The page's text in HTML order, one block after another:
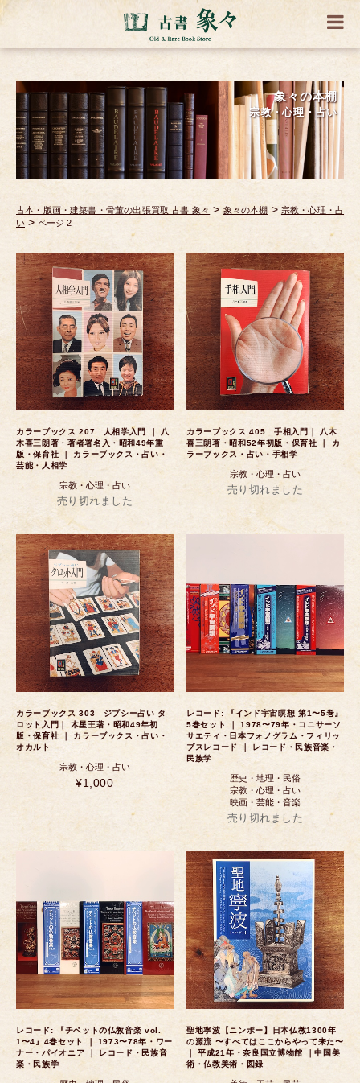
象々の本棚
宗教・心理・占い
古本・版画・建築書・骨董の出張買取 古書 象々 > 象々の本棚 > 宗教・心理・占
い > ページ 2
カラーブックス 207 人相学入門 ｜ 八
木喜三朗著・著者署名入・昭和49年重
版・保育社 ｜ カラーブックス・占い・
芸能・人相学
宗教・心理・占い
売り切れました
カラーブックス 405 手相入門｜ 八木
喜三朗著・昭和52年初版・保育社 ｜ カ
ラーブックス・占い・手相学
宗教・心理・占い
売り切れました
カラーブックス 303 ジプシー占い タ
ロット入門｜ 木星王著・昭和49年初
版・保育社 ｜ カラーブックス・占い・
オカルト
宗教・心理・占い
¥1,000
レコード: 『インド宇宙瞑想 第1〜5巻』
5巻セット ｜ 1978〜79年・コニサーソ
サエティ・日本フォノグラム・フィリッ
プスレコード ｜ レコード・民族音楽・
民族学
歴史・地理・民俗
宗教・心理・占い
映画・芸能・音楽
売り切れました
レコード: 『チベットの仏教音楽 vol.
1〜4』4巻セット ｜ 1973〜78年・ワー
ナー・パイオニア ｜ レコード・民族音
楽・民族学
聖地寧波【ニンポー】日本仏教1300年
の源流 〜すべてはここからやって来た〜
｜ 平成21年・奈良国立博物館 ｜中国美
術・仏教美術・図録